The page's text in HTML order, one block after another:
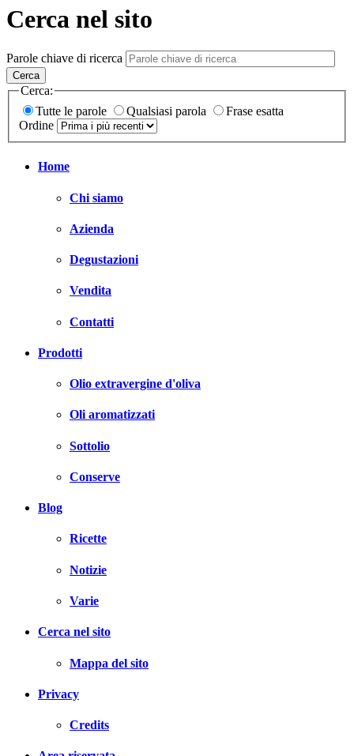
Cerca nel sito
Parole chiave di ricerca
Cerca
Cerca:
Tutte le parole
Qualsiasi parola
Frase esatta
Ordine
Home
Chi siamo
Azienda
Degustazioni
Vendita
Contatti
Prodotti
Olio extravergine d'oliva
Oli aromatizzati
Sottolio
Conserve
Blog
Ricette
Notizie
Varie
Cerca nel sito
Mappa del sito
Privacy
Credits